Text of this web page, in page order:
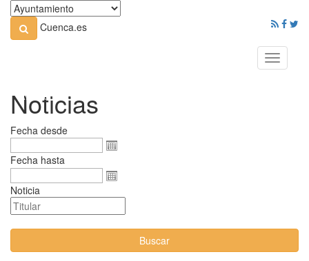
Cuenca.es
Toggle
Noticias
Fecha desde
Fecha hasta
Noticia
Buscar